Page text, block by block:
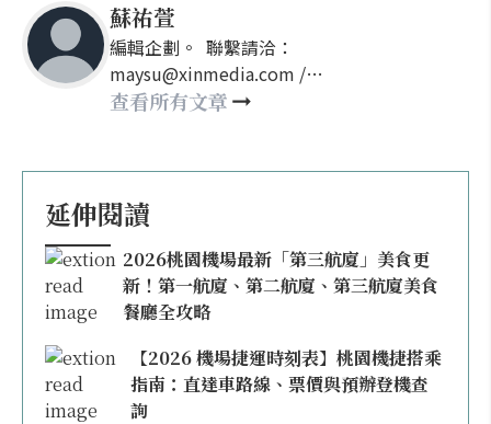
蘇祐萱
編輯企劃。 聯繫請洽：
maysu@xinmedia.com /
may860527@gmail.com
查看所有文章
延伸閱讀
2026桃園機場最新「第三航廈」美食更
新！第一航廈、第二航廈、第三航廈美食
餐廳全攻略
【2026 機場捷運時刻表】桃園機捷搭乘
指南：直達車路線、票價與預辦登機查
詢